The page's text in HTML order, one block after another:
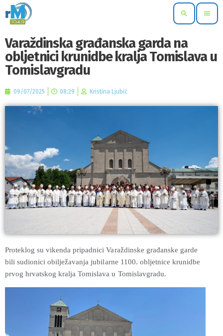
search menu
Varaždinska građanska garda na
obljetnici krunidbe kralja Tomislava u
Tomislavgradu
09/07/2025 08:29 Kristina Ljubić
Proteklog su vikenda pripadnici Varaždinske građanske garde
bili sudionici obilježavanja jubilarne 1100. obljetnice krunidbe
prvog hrvatskog kralja Tomislava u Tomislavgradu.